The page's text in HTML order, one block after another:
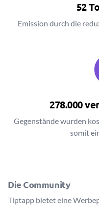
52
Emission durch die
278.000
Gegenstände wurden
somit
Die Community
Tiptapp bietet eine